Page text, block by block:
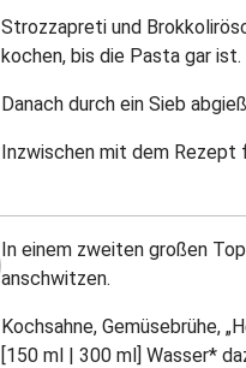
Strozzapreti und
kochen, bis die Pasta gar ist.
Danach durch ein Sieb
Inzwischen mit dem Rezept
In einem zweiten großen
anschwitzen.
Kochsahne, Gemüsebrühe,
[150 ml | 300 ml] Wasser*